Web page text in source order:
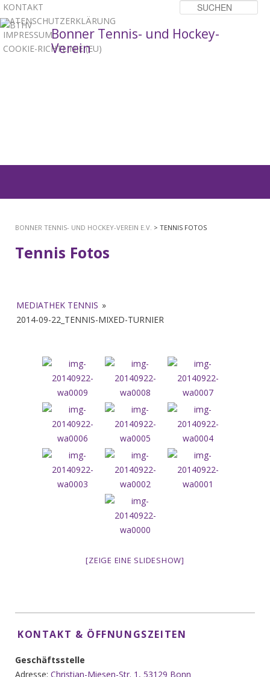
KONTAKT
DATENSCHUTZERKLÄRUNG
IMPRESSUM
COOKIE-RICHTLINIE (EU)
Bonner Tennis- und Hockey-
Verein
1 2 3
INHALT
SPRINGEN
BONNER TENNIS- UND HOCKEY-VEREIN E.V. > TENNIS FOTOS
Tennis Fotos
MEDIATHEK TENNIS »
2014-09-22_TENNIS-MIXED-TURNIER
[ZEIGE EINE SLIDESHOW]
KONTAKT & ÖFFNUNGSZEITEN
Geschäftsstelle
Adresse: Christian-Miesen-Str. 1, 53129 Bonn